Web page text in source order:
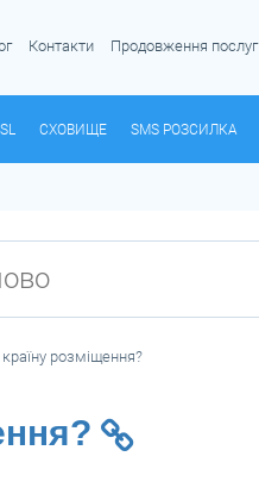
Контакти Продовження послуг
СХОВИЩЕ SMS РОЗСИЛКА
розміщення?